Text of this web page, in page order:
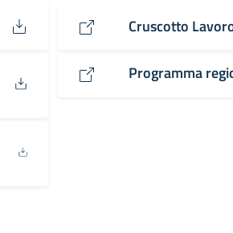
Cruscotto
Programma